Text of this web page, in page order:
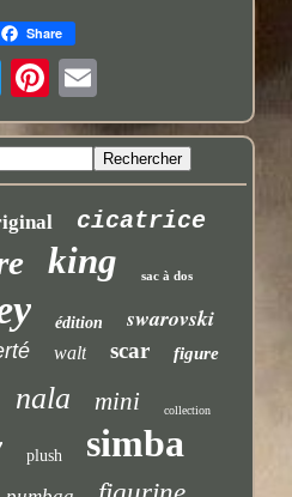
Share
cicatrice
king sac à dos
édition swarovski
walt scar figure
nala mini collection
plush simba